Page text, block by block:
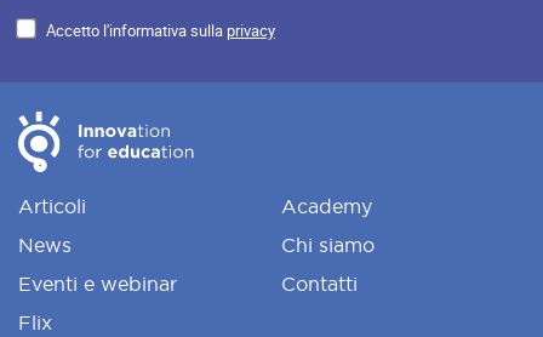
Accetto l'informativa sulla privacy
Articoli
News
Eventi e webinar
Flix
Academy
Chi siamo
Contatti